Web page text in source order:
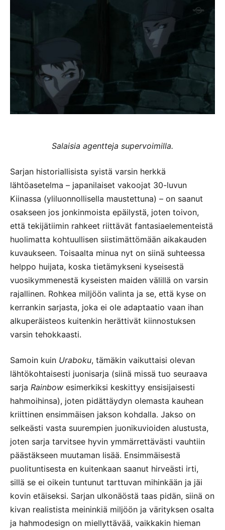
Salaisia agentteja supervoimilla.
Sarjan historiallisista syistä varsin herkkä
lähtöasetelma – japanilaiset vakoojat 30-luvun
Kiinassa (yliluonnollisella maustettuna) – on saanut
osakseen jos jonkinmoista epäilystä, joten toivon,
että tekijätiimin rahkeet riittävät fantasiaelementeistä
huolimatta kohtuullisen siistimättömään aikakauden
kuvaukseen. Toisaalta minua nyt on siinä suhteessa
helppo huijata, koska tietämykseni kyseisestä
vuosikymmenestä kyseisten maiden välillä on varsin
rajallinen. Rohkea miljöön valinta ja se, että kyse on
kerrankin sarjasta, joka ei ole adaptaatio vaan ihan
alkuperäisteos kuitenkin herättivät kiinnostuksen
varsin tehokkaasti.
Samoin kuin Uraboku, tämäkin vaikuttaisi olevan
lähtökohtaisesti juonisarja (siinä missä tuo seuraava
sarja Rainbow esimerkiksi keskittyy ensisijaisesti
hahmoihinsa), joten pidättäydyn olemasta kauhean
kriittinen ensimmäisen jakson kohdalla. Jakso on
selkeästi vasta suurempien juonikuvioiden alustusta,
joten sarja tarvitsee hyvin ymmärrettävästi vauhtiin
päästäkseen muutaman lisää. Ensimmäisestä
puolituntisesta en kuitenkaan saanut hirveästi irti,
sillä se ei oikein tuntunut tarttuvan mihinkään ja jäi
kovin etäiseksi. Sarjan ulkonäöstä taas pidän, siinä on
kivan realistista meininkiä miljöön ja värityksen osalta
ja hahmodesign on miellyttävää, vaikkakin hieman